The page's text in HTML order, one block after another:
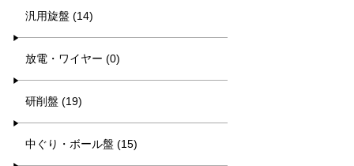
汎用旋盤 (14)
放電・ワイヤー (0)
研削盤 (19)
中ぐり・ボール盤 (15)